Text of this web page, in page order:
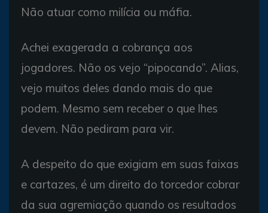
Não atuar como milícia ou máfia.
Achei exagerada a cobrança aos
jogadores. Não os vejo “pipocando”. Alias,
vejo muitos deles dando mais do que
podem. Mesmo sem receber o que lhes
devem. Não pediram para vir.
A despeito do que exigiam em suas faixas
e cartazes, é um direito do torcedor cobrar
da sua agremiação quando os resultados